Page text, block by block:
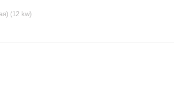
(12 kw)